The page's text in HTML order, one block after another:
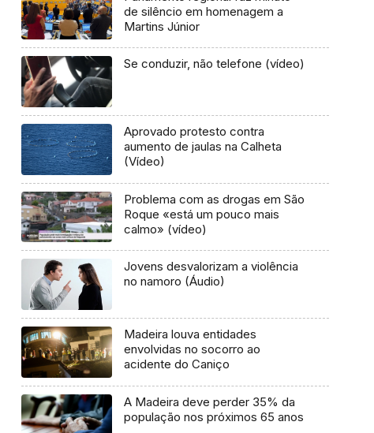
de silêncio em homenagem a
Martins Júnior
Se conduzir, não telefone (vídeo)
Aprovado protesto contra
aumento de jaulas na Calheta
(Vídeo)
Problema com as drogas em São
Roque «está um pouco mais
calmo» (vídeo)
Jovens desvalorizam a violência
no namoro (Áudio)
Madeira louva entidades
envolvidas no socorro ao
acidente do Caniço
A Madeira deve perder 35% da
população nos próximos 65 anos